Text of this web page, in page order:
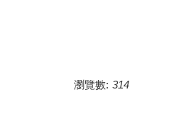
瀏覽數: 314